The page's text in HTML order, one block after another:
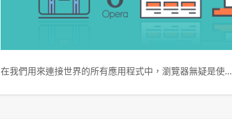
在我們用來連接世界的所有應用程式中，瀏覽器無疑是使…